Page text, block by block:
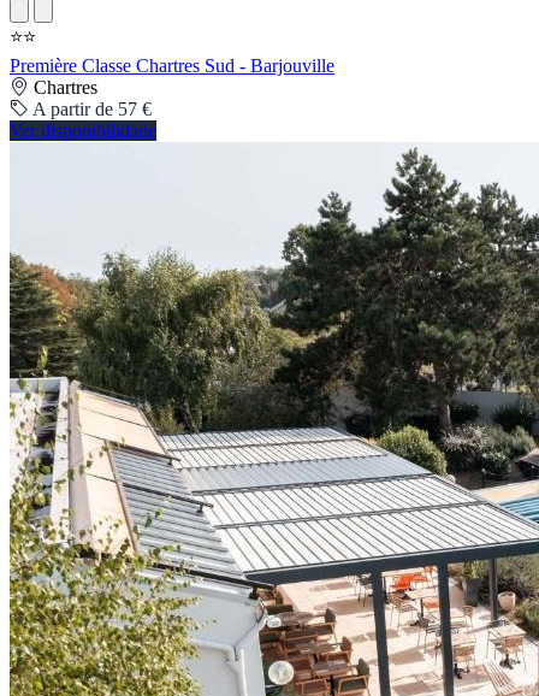
⭐⭐
Première Classe Chartres Sud - Barjouville
Chartres
A partir de 57 €
Ver disponibilidade